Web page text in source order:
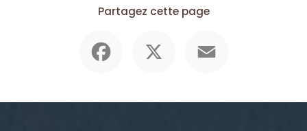
Partagez cette page